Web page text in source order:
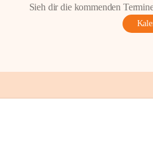
Sieh dir die kommenden